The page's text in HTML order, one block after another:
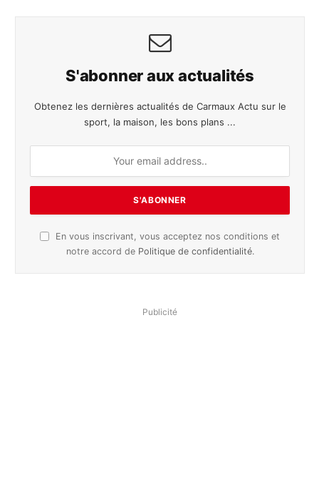
S'abonner aux actualités
Obtenez les dernières actualités de Carmaux Actu sur le
sport, la maison, les bons plans ...
En vous inscrivant, vous acceptez nos conditions et
notre accord de Politique de confidentialité.
Publicité